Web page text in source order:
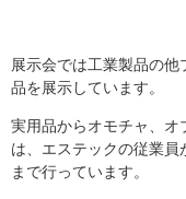
展示会では工業製品の
品を展示しています。
実用品からオモチャ、オ
は、エステックの従業
まで行っています。